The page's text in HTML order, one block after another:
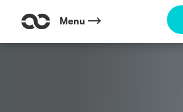
Menu
Outdoor Fitness direkt um die Ecke: